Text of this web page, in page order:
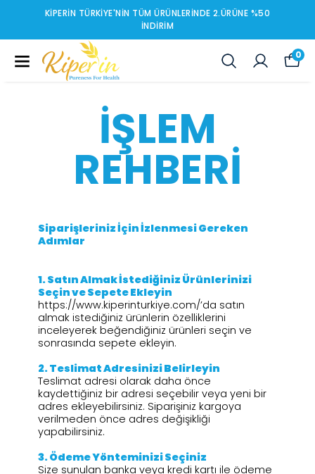
KIPERIN TÜRKIYE'NIN TÜM ÜRÜNLERINDE 2.ÜRÜNE %50
İNDIRIM
0
İŞLEM
REHBERI
Siparişleriniz İçin İzlenmesi Gereken
Adımlar
1.⁠ ⁠Satın Almak İstediğiniz Ürünlerinizi
Seçin ve Sepete Ekleyin
https://www.kiperinturkiye.com/’da satın
almak istediğiniz ürünlerin özelliklerini
inceleyerek beğendiğiniz ürünleri seçin ve
sonrasında sepete ekleyin.
2.⁠ ⁠Teslimat Adresinizi Belirleyin
Teslimat adresi olarak daha önce
kaydettiğiniz bir adresi seçebilir veya yeni bir
adres ekleyebilirsiniz. Siparişiniz kargoya
verilmeden önce adres değişikliği
yapabilirsiniz.
3.⁠ ⁠Ödeme Yönteminizi Seçiniz
Size sunulan banka veya kredi kartı ile ödeme